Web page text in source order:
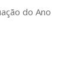
do Ano